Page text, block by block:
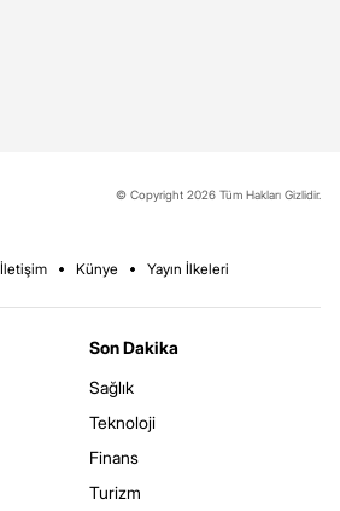
© Copyright 2026 Tüm Hakları Gizlidir.
İletişim Künye Yayın İlkeleri
Son Dakika
Sağlık
Teknoloji
Finans
Turizm